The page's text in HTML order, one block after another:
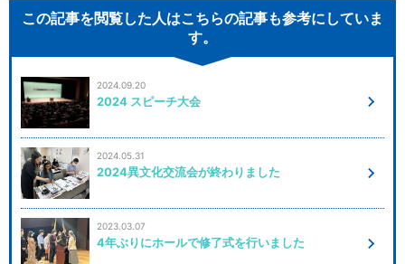
この記事を閲覧した人はこちらの記事も参考にしていま
す。
2024.09.20
2024 スピーチ大会
2024.05.31
2024異文化交流会が終わりました
2023.03.07
4年ぶりにホールで修了式を行いました